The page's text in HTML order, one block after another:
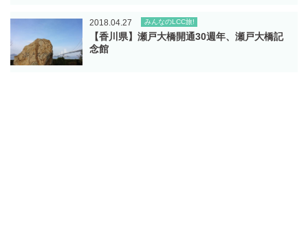
2018.04.27
【香川県】瀬戸大橋開通30週年、瀬戸大橋記
念館
みんなのLCC旅!